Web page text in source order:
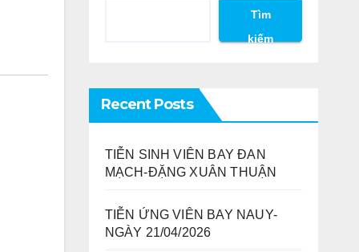
Tìm
kiếm
Recent Posts
TIỄN SINH VIÊN BAY ĐAN
MẠCH-ĐẶNG XUÂN THUẬN
TIỄN ỨNG VIÊN BAY NAUY-
NGÀY 21/04/2026